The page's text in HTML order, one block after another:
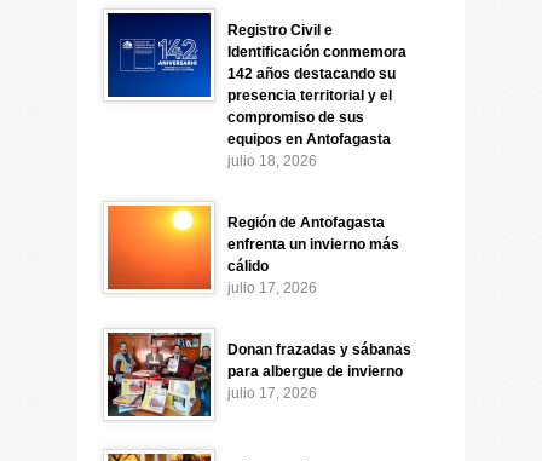
Registro Civil e
Identificación conmemora
142 años destacando su
presencia territorial y el
compromiso de sus
equipos en Antofagasta
julio 18, 2026
Región de Antofagasta
enfrenta un invierno más
cálido
julio 17, 2026
Donan frazadas y sábanas
para albergue de invierno
julio 17, 2026